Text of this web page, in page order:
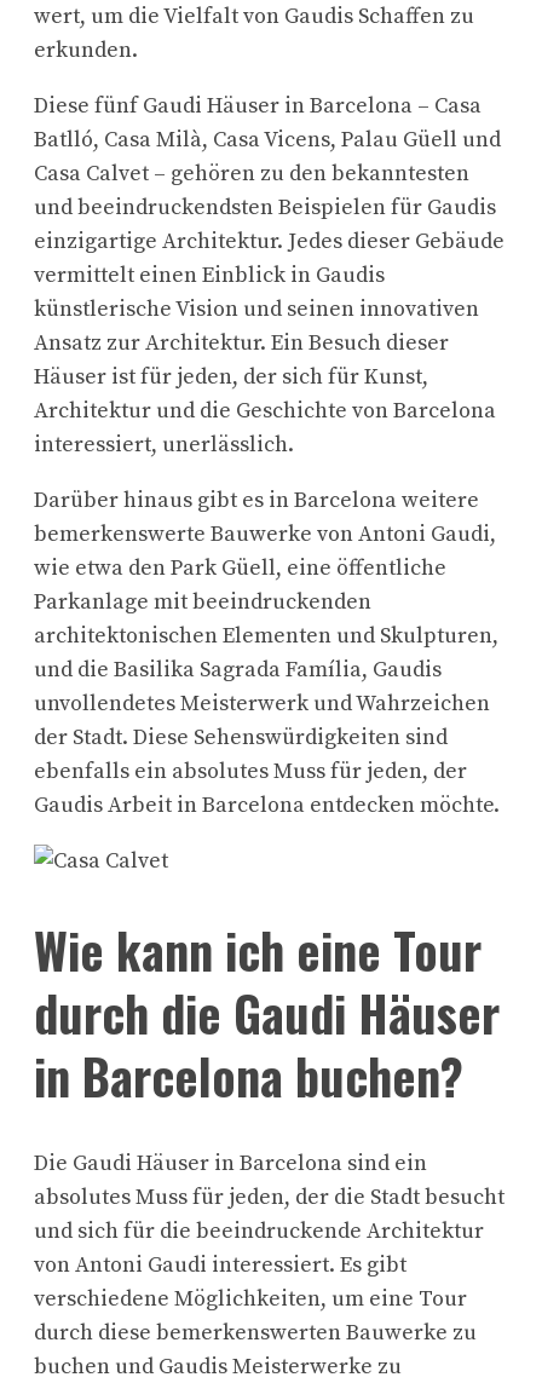
wert, um die Vielfalt von Gaudis Schaffen zu
erkunden.
Diese fünf Gaudi Häuser in Barcelona – Casa
Batlló, Casa Milà, Casa Vicens, Palau Güell und
Casa Calvet – gehören zu den bekanntesten
und beeindruckendsten Beispielen für Gaudis
einzigartige Architektur. Jedes dieser Gebäude
vermittelt einen Einblick in Gaudis
künstlerische Vision und seinen innovativen
Ansatz zur Architektur. Ein Besuch dieser
Häuser ist für jeden, der sich für Kunst,
Architektur und die Geschichte von Barcelona
interessiert, unerlässlich.
Darüber hinaus gibt es in Barcelona weitere
bemerkenswerte Bauwerke von Antoni Gaudi,
wie etwa den Park Güell, eine öffentliche
Parkanlage mit beeindruckenden
architektonischen Elementen und Skulpturen,
und die Basilika Sagrada Família, Gaudis
unvollendetes Meisterwerk und Wahrzeichen
der Stadt. Diese Sehenswürdigkeiten sind
ebenfalls ein absolutes Muss für jeden, der
Gaudis Arbeit in Barcelona entdecken möchte.
Wie kann ich eine Tour
durch die Gaudi Häuser
in Barcelona buchen?
Die Gaudi Häuser in Barcelona sind ein
absolutes Muss für jeden, der die Stadt besucht
und sich für die beeindruckende Architektur
von Antoni Gaudi interessiert. Es gibt
verschiedene Möglichkeiten, um eine Tour
durch diese bemerkenswerten Bauwerke zu
buchen und Gaudis Meisterwerke zu